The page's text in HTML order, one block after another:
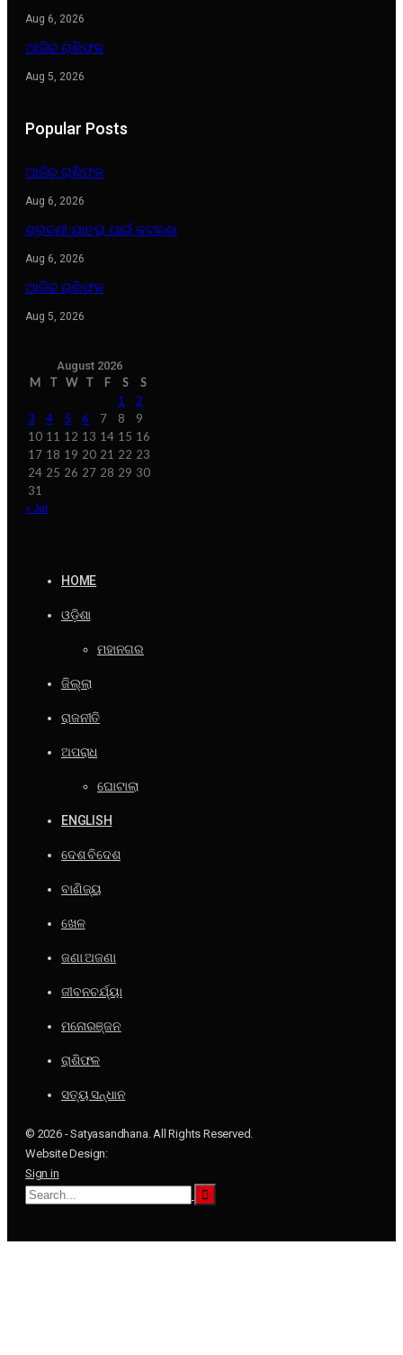
Aug 6, 2026
ଆଜିର ରାଶିଫଳ
Aug 5, 2026
Popular Posts
ଆଜିର ରାଶିଫଳ
Aug 6, 2026
ଶ୍ରାବଣୀ ଯାତ୍ରା ପାଇଁ କଟକଣା
Aug 6, 2026
ଆଜିର ରାଶିଫଳ
Aug 5, 2026
August 2026
M T W T F S
S
1
2
3
4 5 6 7 8
9
10 11 12 13 14 15 16
17 18 19 20 21 22 23
24 25 26 27 28 29 30
31
« Jul
HOME
ଓଡ଼ିଶା
ମହାନଗର
ଜିଲ୍ଲା
ରାଜନୀତି
ଅପରାଧ
ଘୋଟାଲା
ENGLISH
ଦେଶ ବିଦେଶ
ବାଣିଜ୍ୟ
ଖେଳ
ଜଣା ଅଜଣା
ଜୀବନଚର୍ଯ୍ୟା
ମନୋରଞ୍ଜନ
ରାଶିଫଳ
ସତ୍ୟ ସନ୍ଧାନ
© 2026 - Satyasandhana. All Rights Reserved.
Website Design:
Sign in